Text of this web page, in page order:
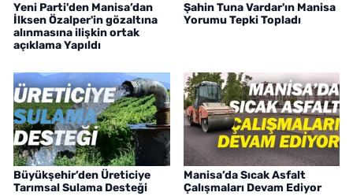
Yeni Parti'den Manisa’dan
İlksen Özalper'in gözaltına
alınmasına ilişkin ortak
açıklama Yapıldı
Şahin Tuna Vardar'ın Manisa
Yorumu Tepki Topladı
Büyükşehir’den Üreticiye
Tarımsal Sulama Desteği
Manisa’da Sıcak Asfalt
Çalışmaları Devam Ediyor